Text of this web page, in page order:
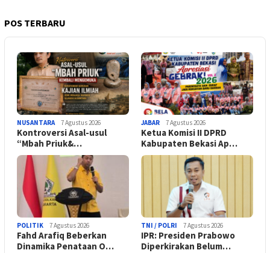
POS TERBARU
NUSANTARA 7 Agustus 2026
Kontroversi Asal-usul
“Mbah Priuk&…
JABAR 7 Agustus 2026
Ketua Komisi II DPRD
Kabupaten Bekasi Ap…
POLITIK 7 Agustus 2026
Fahd Arafiq Beberkan
Dinamika Penataan O…
TNI / POLRI 7 Agustus 2026
IPR: Presiden Prabowo
Diperkirakan Belum…